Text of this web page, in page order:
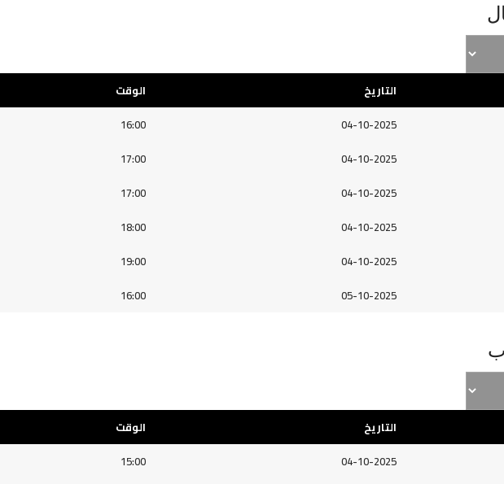
التاريخ
الوقت
04-10-2025
16:00
04-10-2025
17:00
04-10-2025
17:00
04-10-2025
18:00
04-10-2025
19:00
05-10-2025
16:00
التاريخ
الوقت
04-10-2025
15:00